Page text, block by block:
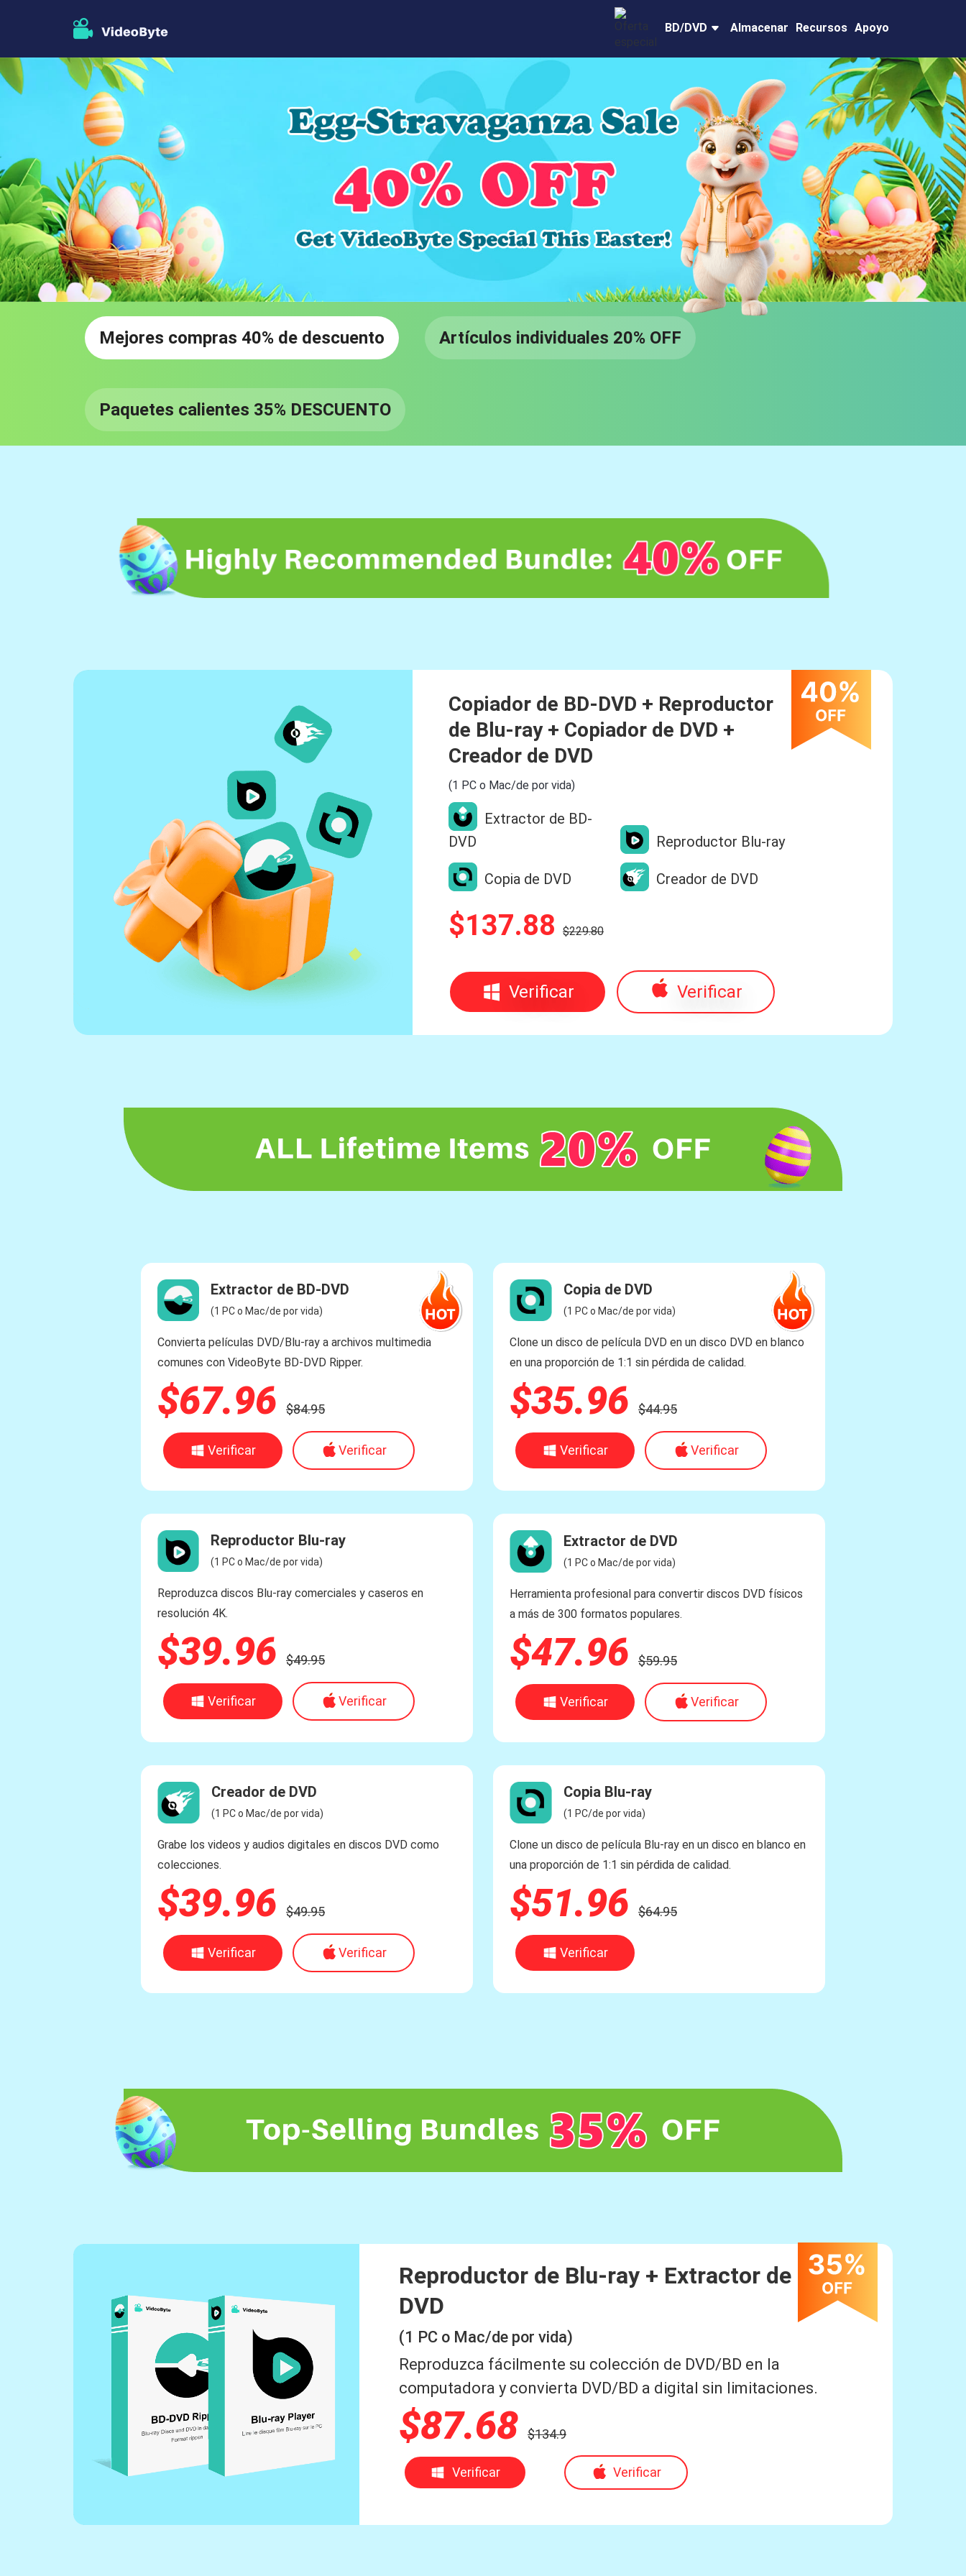
BD/DVD Almacenar Recursos Apoyo
Mejores compras 40% de descuento Artículos individuales 20% OFF
Paquetes calientes 35% DESCUENTO
Copiador de BD-DVD + Reproductor
de Blu-ray + Copiador de DVD +
Creador de DVD
(1 PC o Mac/de por vida)
Extractor de BD-
DVD
Reproductor Blu-ray
Copia de DVD Creador de DVD
$137.88 $229.80
Verificar Verificar
Extractor de BD-DVD
(1 PC o Mac/de por vida)
Convierta películas DVD/Blu-ray a archivos multimedia
comunes con VideoByte BD-DVD Ripper.
$67.96 $84.95
Verificar Verificar
Copia de DVD
(1 PC o Mac/de por vida)
Clone un disco de película DVD en un disco DVD en blanco
en una proporción de 1:1 sin pérdida de calidad.
$35.96 $44.95
Verificar Verificar
Reproductor Blu-ray
(1 PC o Mac/de por vida)
Reproduzca discos Blu-ray comerciales y caseros en
resolución 4K.
$39.96 $49.95
Verificar Verificar
Extractor de DVD
(1 PC o Mac/de por vida)
Herramienta profesional para convertir discos DVD físicos
a más de 300 formatos populares.
$47.96 $59.95
Verificar Verificar
Creador de DVD
(1 PC o Mac/de por vida)
Grabe los videos y audios digitales en discos DVD como
colecciones.
$39.96 $49.95
Verificar Verificar
Copia Blu-ray
(1 PC/de por vida)
Clone un disco de película Blu-ray en un disco en blanco en
una proporción de 1:1 sin pérdida de calidad.
$51.96 $64.95
Verificar
Reproductor de Blu-ray + Extractor de BD-
DVD
(1 PC o Mac/de por vida)
Reproduzca fácilmente su colección de DVD/BD en la
computadora y convierta DVD/BD a digital sin limitaciones.
$87.68 $134.9
Verificar Verificar